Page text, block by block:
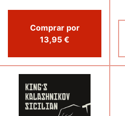
Comprar por
13,95 €